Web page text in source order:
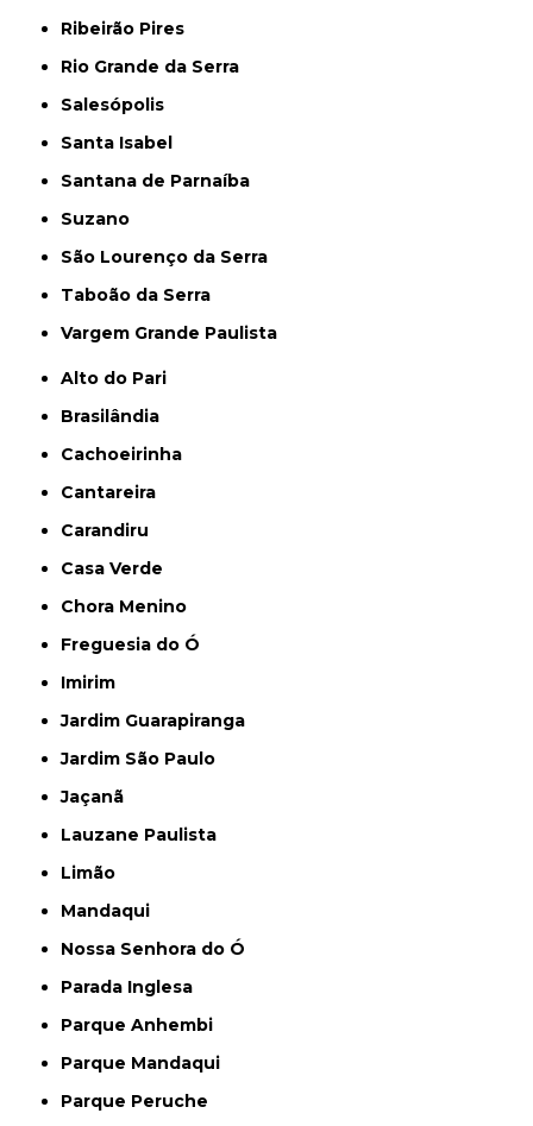
Ribeirão Pires
Rio Grande da Serra
Salesópolis
Santa Isabel
Santana de Parnaíba
Suzano
São Lourenço da Serra
Taboão da Serra
Vargem Grande Paulista
Alto do Pari
Brasilândia
Cachoeirinha
Cantareira
Carandiru
Casa Verde
Chora Menino
Freguesia do Ó
Imirim
Jardim Guarapiranga
Jardim São Paulo
Jaçanã
Lauzane Paulista
Limão
Mandaqui
Nossa Senhora do Ó
Parada Inglesa
Parque Anhembi
Parque Mandaqui
Parque Peruche